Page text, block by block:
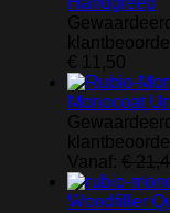
Gewaardeerd
€ 11,50
Monocoat
Gewaardeerd
Vanaf: €
Woodfiller